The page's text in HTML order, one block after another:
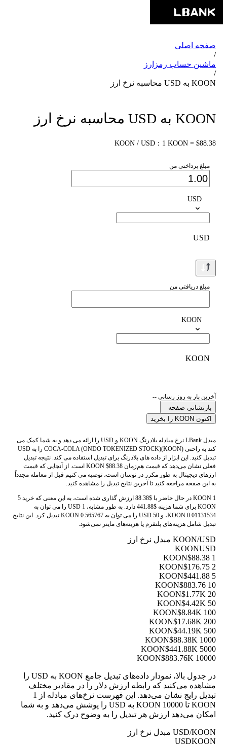
صفحه اصلی
/
ماشین حساب رمزارز
/
KOON به USD محاسبه نرخ ارز
KOON به USD محاسبه نرخ ارز
KOON / USD：1 KOON = $88.38
مبلغ پرداختی من
USD
USD
مبلغ دریافتی من
KOON
KOON
آخرین بار به روز رسانی --
بازنشانی صفحه
اکنون KOON را بخرید
مبدل LBank نرخ مبادله بلادرنگ KOON و USD را ارائه می دهد و به شما کمک می
کند به راحتی COCA-COLA (ONDO TOKENIZED STOCK)(KOON) را به USD
تبدیل کنید. این ابزار از داده های بلادرنگ برای تبدیل استفاده می کند. نتیجه تبدیل
فعلی نشان می‌دهد که قیمت هم‌زمان KOON $88.38 است. از آنجایی که قیمت
ارزهای دیجیتال به طور مکرر در نوسان است، توصیه می کنیم قبل از معامله مجدداً
به این صفحه مراجعه کنید تا آخرین نتایج تبدیل را مشاهده کنید.
1 KOON در حال حاضر با $88.38 ارزش گذاری شده است، به این معنی که خرید 5
KOON برای شما هزینه $441.88 دارد. به طور مشابه، 1 USD را می توان به
0.01131534 KOON، و 50 USD را می توان به 0.565767 KOON تبدیل کرد. این نتایج
تبدیل شامل هزینه‌های پلتفرم یا هزینه‌های ماینر نمی‌شود.
KOON/USD مبدل نرخ ارز
KOONUSD
1 KOON
$88.38
2 KOON
$176.75
5 KOON
$441.88
10 KOON
$883.76
20 KOON
$1.77K
50 KOON
$4.42K
100 KOON
$8.84K
200 KOON
$17.68K
500 KOON
$44.19K
1000 KOON
$88.38K
5000 KOON
$441.88K
10000 KOON
$883.76K
در جدول بالا، نمودار داده‌های تبدیل جامع KOON به USD را
مشاهده می‌کنید که رابطه ارزش دلار را در مقادیر مختلف
تبدیل رایج نشان می‌دهد. این فهرست نرخ‌های مبادله از 1
KOON تا 10000 KOON به USD را پوشش می‌دهد و به شما
امکان می‌دهد ارزش هر تبدیل را به وضوح درک کنید.
USD/KOON مبدل نرخ ارز
USDKOON